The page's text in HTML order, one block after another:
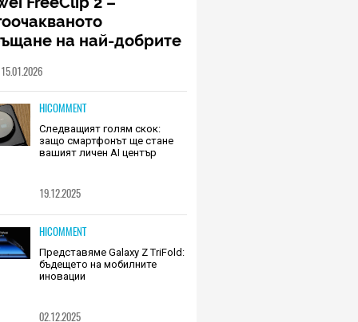
на най-добрите
15.01.2026
HICOMMENT
Следващият голям скок:
защо смартфонът ще стане
вашият личен AI център
19.12.2025
HICOMMENT
Представяме Galaxy Z TriFold:
бъдещето на мобилните
иновации
02.12.2025